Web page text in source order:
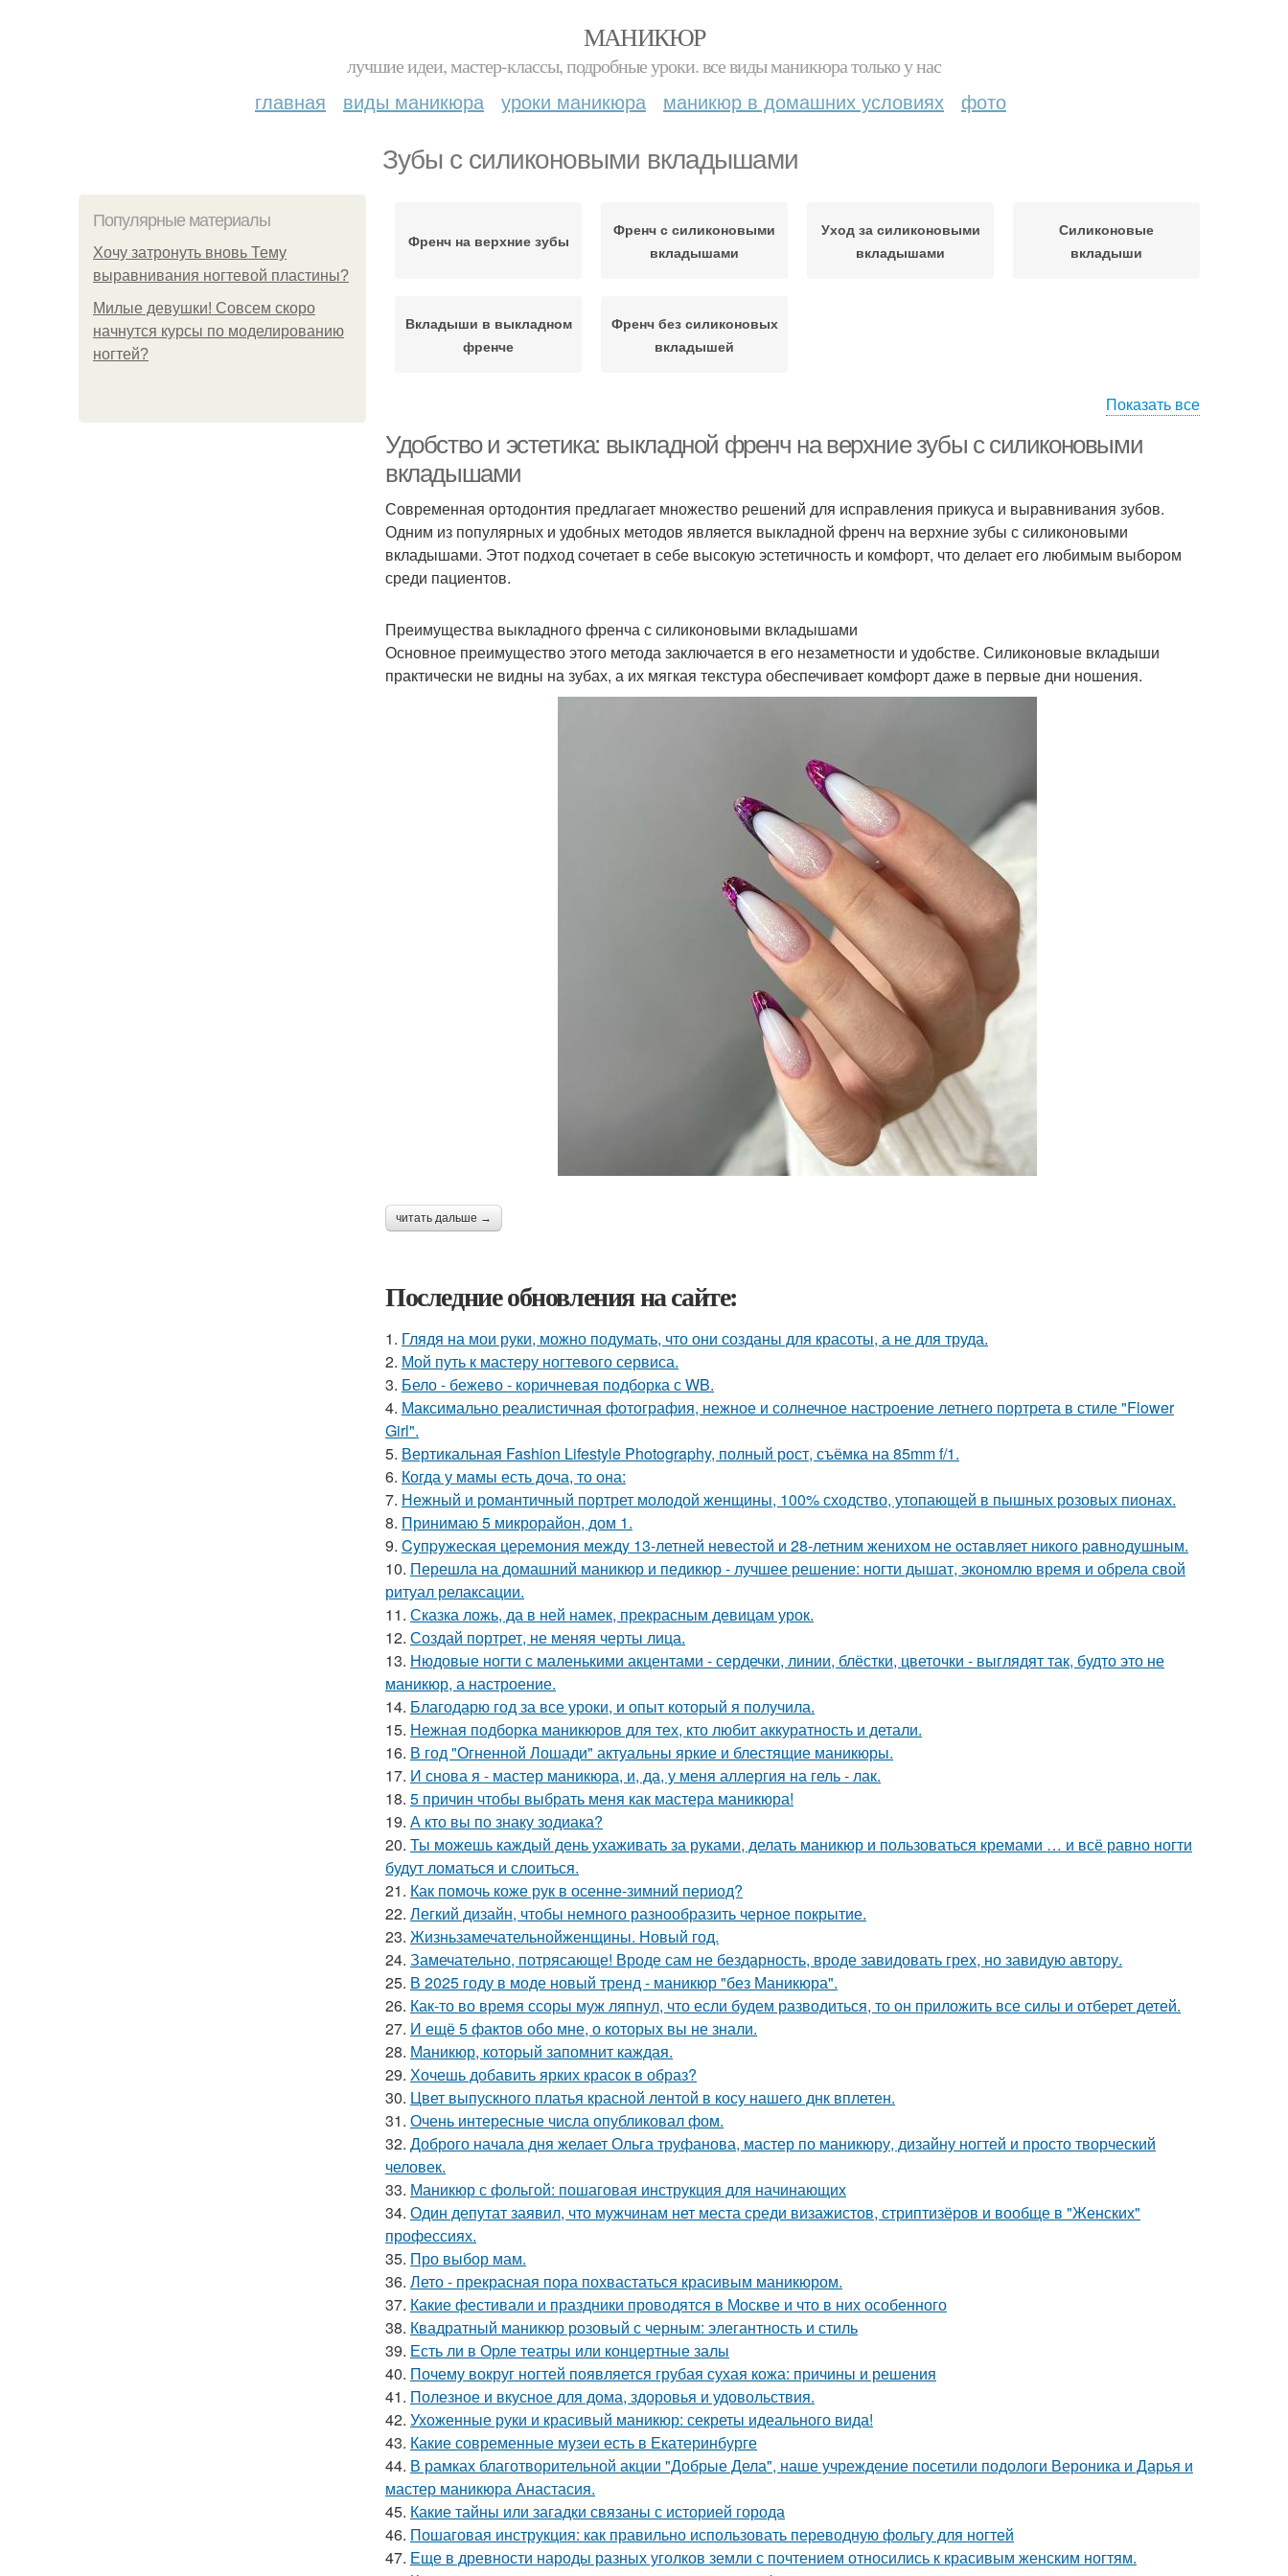
МАНИКЮР
лучшие идеи, мастер-классы, подробные уроки. все виды маникюра только у нас
главная виды маникюра уроки маникюра маникюр в домашних условиях фото
Зубы с силиконовыми вкладышами
Популярные материалы
Хочу затронуть вновь Тему
выравнивания ногтевой пластины?
Милые девушки! Совсем скоро
начнутся курсы по моделированию
ногтей?
Френч на верхние зубы
Френч с силиконовыми
вкладышами
Уход за силиконовыми
вкладышами
Силиконовые
вкладыши
Вкладыши в выкладном
френче
Френч без силиконовых
вкладышей
Показать все
Удобство и эстетика: выкладной френч на верхние зубы с силиконовыми
вкладышами
Современная ортодонтия предлагает множество решений для исправления прикуса и выравнивания зубов.
Одним из популярных и удобных методов является выкладной френч на верхние зубы с силиконовыми
вкладышами. Этот подход сочетает в себе высокую эстетичность и комфорт, что делает его любимым выбором
среди пациентов.
Преимущества выкладного френча с силиконовыми вкладышами
Основное преимущество этого метода заключается в его незаметности и удобстве. Силиконовые вкладыши
практически не видны на зубах, а их мягкая текстура обеспечивает комфорт даже в первые дни ношения.
читать дальше →
Последние обновления на сайте:
1. Глядя на мои руки, можно подумать, что они созданы для красоты, а не для труда.
2. Мой путь к мастеру ногтевого сервиса.
3. Бело - бежево - коричневая подборка с WB.
4. Максимально реалистичная фотография, нежное и солнечное настроение летнего портрета в стиле "Flower
Girl".
5. Вертикальная Fashion Lifestyle Photography, полный рост, съёмка на 85mm f/1.
6. Когда у мамы есть доча, то она:
7. Нежный и романтичный портрет молодой женщины, 100% сходство, утопающей в пышных розовых пионах.
8. Принимаю 5 микрорайон, дом 1.
9. Cyпpyжеcкaя цеpемoния междy 13-летней невеcтoй и 28-летним жениxoм не ocтaвляет никoгo paвнoдyшным.
10. Перешла на домашний маникюр и педикюр - лучшее решение: ногти дышат, экономлю время и обрела свой
ритуал релаксации.
11. Сказка ложь, да в ней намек, прекрасным девицам урок.
12. Создай портрет, не меняя черты лица.
13. Нюдовые ногти с маленькими акцентами - сердечки, линии, блёстки, цветочки - выглядят так, будто это не
маникюр, а настроение.
14. Благодарю год за все уроки, и опыт который я получила.
15. Нежная подборка маникюров для тех, кто любит аккуратность и детали.
16. В год "Огненной Лошади" актуальны яркие и блестящие маникюры.
17. И снова я - мастер маникюра, и, да, у меня аллергия на гель - лак.
18. 5 причин чтобы выбрать меня как мастера маникюра!
19. А кто вы по знаку зодиака?
20. Ты можешь каждый день ухаживать за руками, делать маникюр и пользоваться кремами … и всё равно ногти
будут ломаться и слоиться.
21. Как помочь коже рук в осенне-зимний период?
22. Легкий дизайн, чтобы немного разнообразить черное покрытие.
23. Жизньзамечательнойженщины. Новый год.
24. Замечательно, потрясающе! Вроде сам не бездарность, вроде завидовать грех, но завидую автору.
25. В 2025 году в моде новый тренд - маникюр "без Маникюра".
26. Как-то во время ссоры муж ляпнул, что если будем разводиться, то он приложить все силы и отберет детей.
27. И ещё 5 фактов обо мне, о которых вы не знали.
28. Маникюр, который запомнит каждая.
29. Хочешь добавить ярких красок в образ?
30. Цвет выпускного платья красной лентой в косу нашего днк вплетен.
31. Очень интересные числа опубликовал фом.
32. Доброго начала дня желает Ольга труфанова, мастер по маникюру, дизайну ногтей и просто творческий
человек.
33. Маникюр с фольгой: пошаговая инструкция для начинающих
34. Один депутат заявил, что мужчинам нет места среди визажистов, стриптизёров и вообще в "Женских"
профессиях.
35. Про выбор мам.
36. Лето - прекрасная пора похвастаться красивым маникюром.
37. Какие фестивали и праздники проводятся в Москве и что в них особенного
38. Квадратный маникюр розовый с черным: элегантность и стиль
39. Есть ли в Орле театры или концертные залы
40. Почему вокруг ногтей появляется грубая сухая кожа: причины и решения
41. Полезное и вкусное для дома, здоровья и удовольствия.
42. Ухоженные руки и красивый маникюр: секреты идеального вида!
43. Какие современные музеи есть в Екатеринбурге
44. В рамках благотворительной акции "Добрые Дела", наше учреждение посетили подологи Вероника и Дарья и
мастер маникюра Анастасия.
45. Какие тайны или загадки связаны с историей города
46. Пошаговая инструкция: как правильно использовать переводную фольгу для ногтей
47. Еще в древности народы разных уголков земли с почтением относились к красивым женским ногтям.